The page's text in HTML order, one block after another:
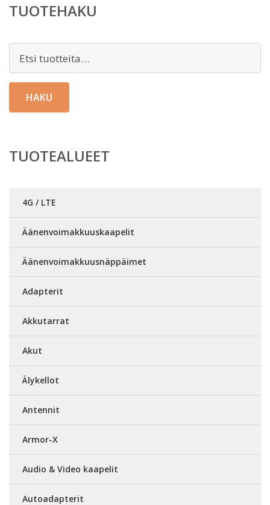
TUOTEHAKU
HAKU
TUOTEALUEET
4G / LTE
Äänenvoimakkuuskaapelit
Äänenvoimakkuusnäppäimet
Adapterit
Akkutarrat
Akut
Älykellot
Antennit
Armor-X
Audio & Video kaapelit
Autoadapterit